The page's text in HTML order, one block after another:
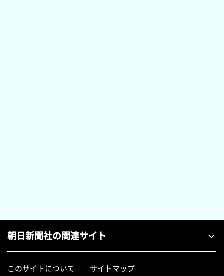
朝日新聞社の関連サイト
このサイトについて サイトマップ